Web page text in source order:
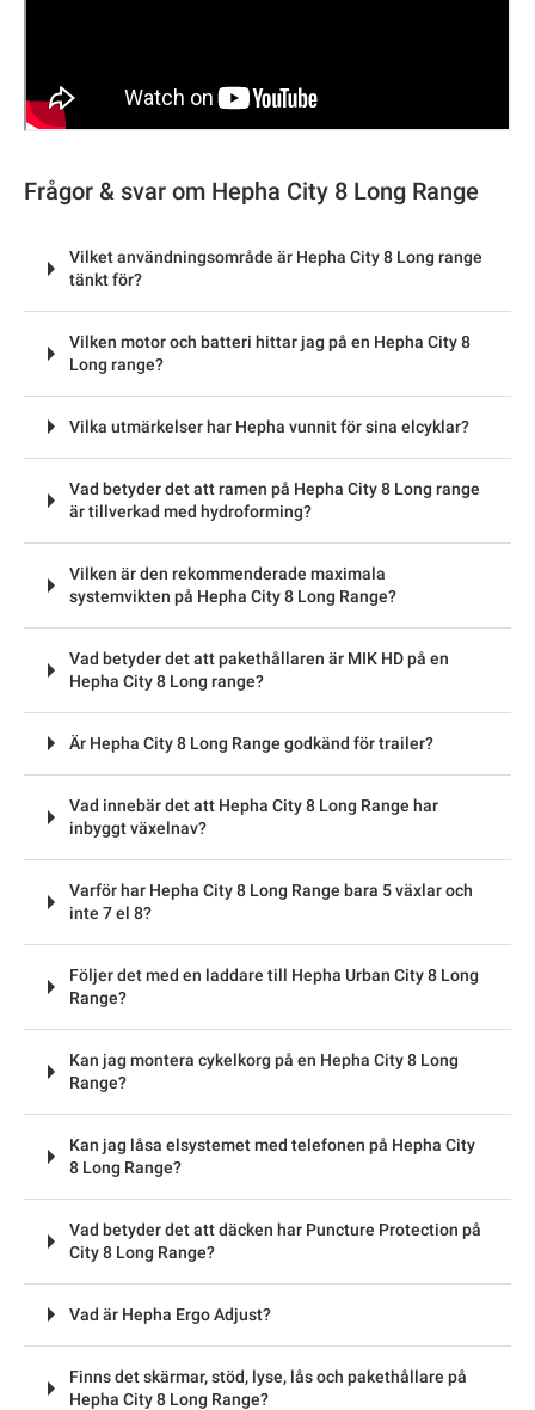
Frågor & svar om Hepha City 8 Long Range
Vilket användningsområde är Hepha City 8 Long range
tänkt för?
Vilken motor och batteri hittar jag på en Hepha City 8
Long range?
Vilka utmärkelser har Hepha vunnit för sina elcyklar?
Vad betyder det att ramen på Hepha City 8 Long range
är tillverkad med hydroforming?
Vilken är den rekommenderade maximala
systemvikten på Hepha City 8 Long Range?
Vad betyder det att pakethållaren är MIK HD på en
Hepha City 8 Long range?
Är Hepha City 8 Long Range godkänd för trailer?
Vad innebär det att Hepha City 8 Long Range har
inbyggt växelnav?
Varför har Hepha City 8 Long Range bara 5 växlar och
inte 7 el 8?
Följer det med en laddare till Hepha Urban City 8 Long
Range?
Kan jag montera cykelkorg på en Hepha City 8 Long
Range?
Kan jag låsa elsystemet med telefonen på Hepha City
8 Long Range?
Vad betyder det att däcken har Puncture Protection på
City 8 Long Range?
Vad är Hepha Ergo Adjust?
Finns det skärmar, stöd, lyse, lås och pakethållare på
Hepha City 8 Long Range?